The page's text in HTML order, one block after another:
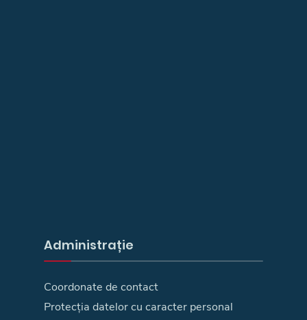
Administrație
Coordonate de contact
Protecția datelor cu caracter personal